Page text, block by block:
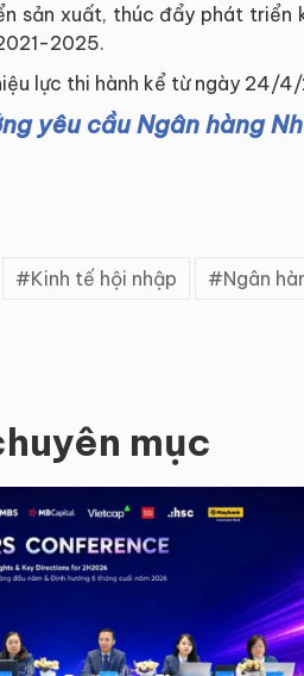
sản xuất, thúc đẩy phát
2025.
lực thi hành kể từ ngày 24/
yêu cầu Ngân hàng
Kinh tế hội nhập Ngân
mục